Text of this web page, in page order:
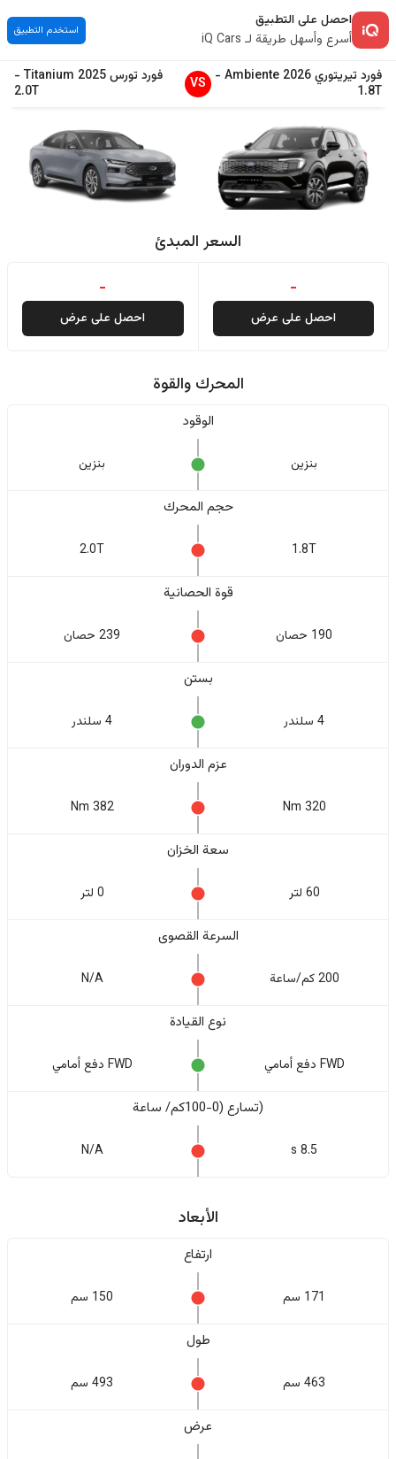
احصل على التطبيق
أسرع وأسهل طريقة لـ iQ Cars
استخدم التطبيق
فوردتيريتوري2026
Ambiente
-
1.8T
VS فوردتورس2025
Titanium
-
2.0T
السعر المبدئ
-
احصل على عرض
-
احصل على عرض
المحرك والقوة
الوقود
بنزين بنزين
حجم المحرك
1.8T
2.0T
قوة الحصانية
190 حصان 239 حصان
بستن
4 سلندر 4 سلندر
عزم الدوران
320 Nm
382 Nm
سعة الخزان
60 لتر 0 لتر
السرعة القصوى
200 كم/ساعة N/A
نوع القيادة
FWD دفع أمامي FWD دفع أمامي
(تسارع (0-100كم/ ساعة
8.5 s
N/A
الأبعاد
ارتفاع
171 سم 150 سم
طول
463 سم 493 سم
عرض